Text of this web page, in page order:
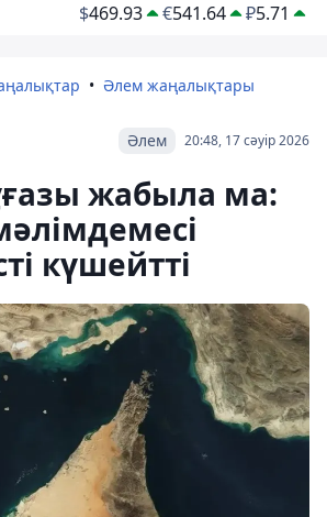
$469.93 €541.64 ₽5.71
Әлем жаңалықтары
20:48, 17 сәуір 2026
Әлем
жабыла ма:
күшейтті